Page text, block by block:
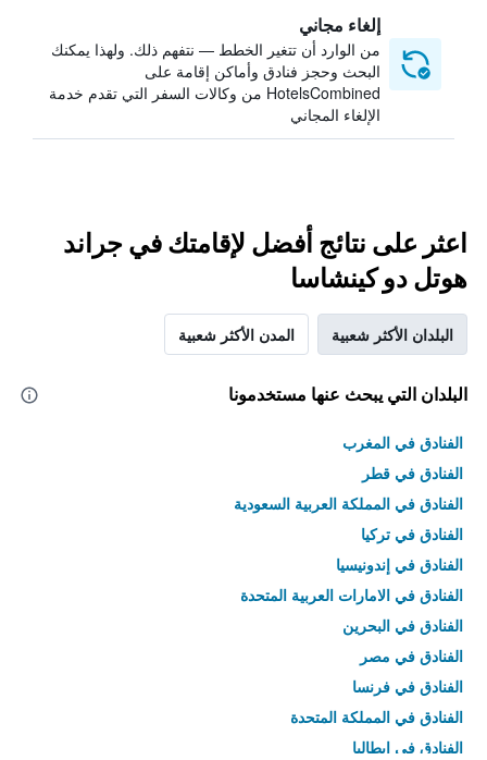
إلغاء مجاني
من الوارد أن تتغير الخطط — نتفهم ذلك. ولهذا يمكنك
البحث وحجز فنادق وأماكن إقامة على
HotelsCombined من وكالات السفر التي تقدم خدمة
الإلغاء المجاني
اعثر على نتائج أفضل لإقامتك في جراند
هوتل دو كينشاسا
البلدان الأكثر شعبية المدن الأكثر شعبية
البلدان التي يبحث عنها مستخدمونا
الفنادق في المغرب
الفنادق في قطر
الفنادق في المملكة العربية السعودية
الفنادق في تركيا
الفنادق في إندونيسيا
الفنادق في الامارات العربية المتحدة
الفنادق في البحرين
الفنادق في مصر
الفنادق في فرنسا
الفنادق في المملكة المتحدة
الفنادق في إيطاليا